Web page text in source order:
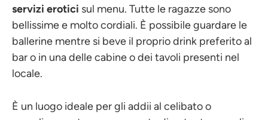
servizi erotici sul menu. Tutte le ragazze sono
bellissime e molto cordiali. È possibile guardare le
ballerine mentre si beve il proprio drink preferito al
bar o in una delle cabine o dei tavoli presenti nel
locale.
È un luogo ideale per gli addii al celibato o